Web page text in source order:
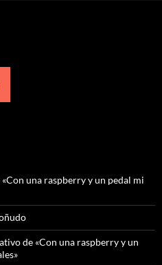
una raspberry y un pedal mi
de «Con una raspberry y un